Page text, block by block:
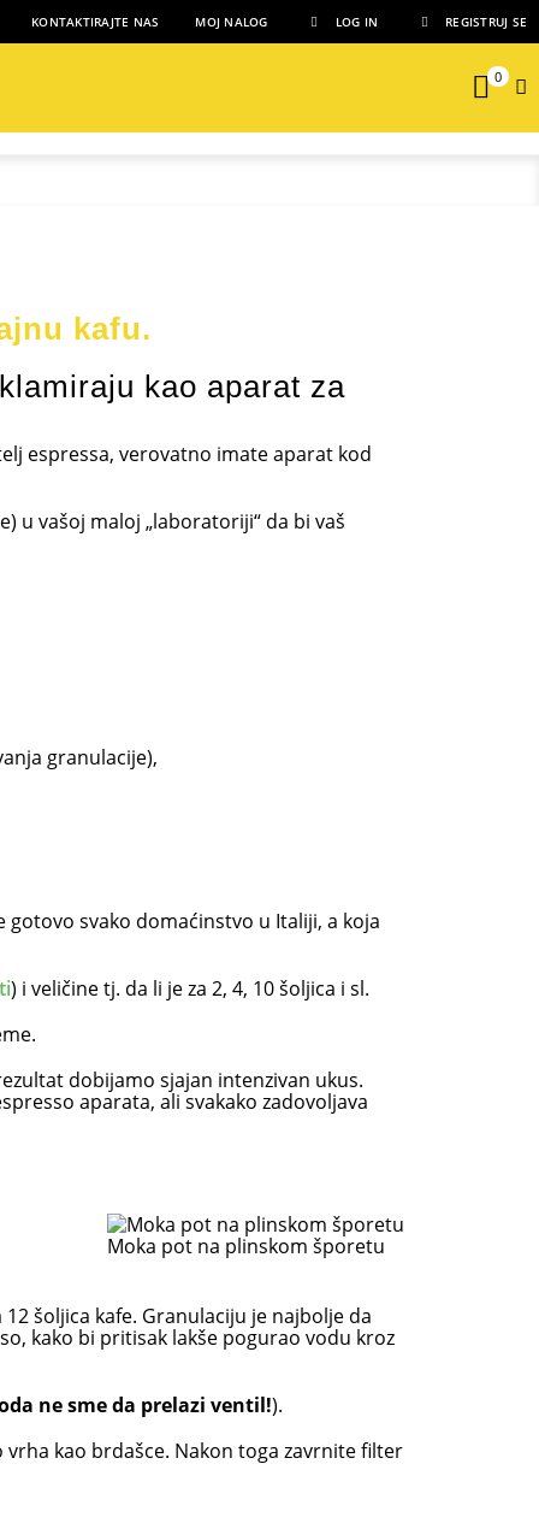
KONTAKTIRAJTE NAS MOJ NALOG LOG IN REGISTRUJ SE
0
kafu.
kao aparat za
espressa, verovatno imate aparat kod
u vašoj maloj „laboratoriji“ da bi vaš
granulacije),
svako domaćinstvo u Italiji, a koja
) i veličine tj. da li je za 2, 4, 10 šoljica i sl.
dobijamo sjajan intenzivan ukus.
aparata, ali svakako zadovoljava
Moka pot na plinskom šporetu
šoljica kafe. Granulaciju je najbolje da
kako bi pritisak lakše pogurao vodu kroz
ne sme da prelazi ventil!).
kao brdašce. Nakon toga zavrnite filter